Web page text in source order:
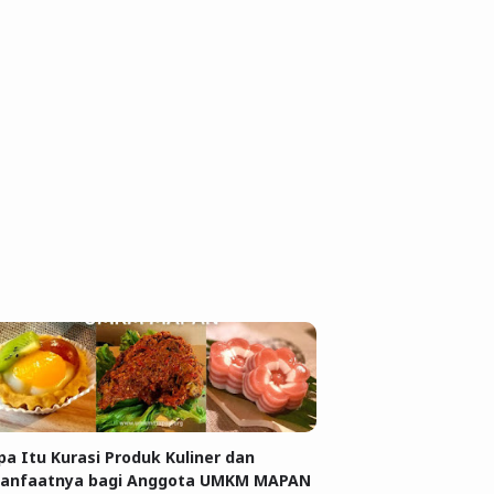
Itu Kurasi Produk Kuliner dan
bagi Anggota UMKM MAPAN